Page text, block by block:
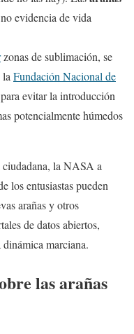
evidencia de vida
zonas de sublimación, se
Fundación Nacional de
evitar la introducción
potencialmente húmedos
ciudadana, la NASA a
los entusiastas pueden
arañas y otros
de datos abiertos,
marciana.
las arañas